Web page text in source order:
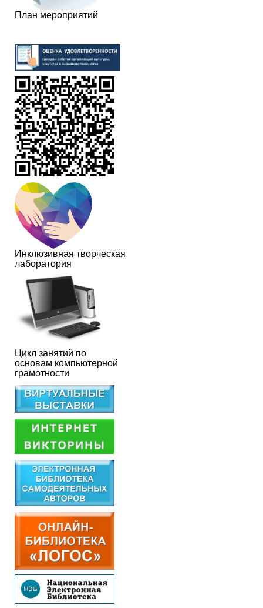
План мероприятий
Инклюзивная творческая
лаборатория
Цикл занятий по
основам компьютерной
грамотности